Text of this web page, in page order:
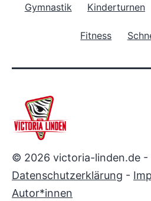
Gymnastik Kinderturnen
Fitness
© 2026 victoria-linden.de -
Datenschutzerklärung -
Autor*innen